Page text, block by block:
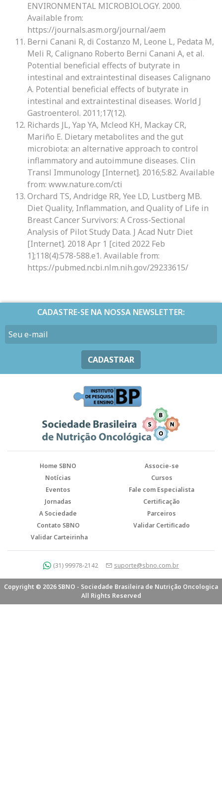
ENVIRONMENTAL MICROBIOLOGY. 2000.
Available from:
https://journals.asm.org/journal/aem
Berni Canani R, di Costanzo M, Leone L, Pedata M,
Meli R, Calignano Roberto Berni Canani A, et al.
Potential beneficial effects of butyrate in
intestinal and extraintestinal diseases Calignano
A. Potential beneficial effects of butyrate in
intestinal and extraintestinal diseases. World J
Gastroenterol. 2011;17(12).
Richards JL, Yap YA, Mcleod KH, Mackay CR,
Mariño E. Dietary metabolites and the gut
microbiota: an alternative approach to control
inflammatory and autoimmune diseases. Clin
Transl Immunology [Internet]. 2016;5:82. Available
from: www.nature.com/cti
Orchard TS, Andridge RR, Yee LD, Lustberg MB.
Diet Quality, Inflammation, and Quality of Life in
Breast Cancer Survivors: A Cross-Sectional
Analysis of Pilot Study Data. J Acad Nutr Diet
[Internet]. 2018 Apr 1 [cited 2022 Feb
1];118(4):578-588.e1. Available from:
https://pubmed.ncbi.nlm.nih.gov/29233615/
CADASTRE-SE NA NOSSA NEWSLETTER:
CADASTRAR
Home SBNO
Associe-se
Notícias
Cursos
Eventos
Fale com Especialista
Jornadas
Certificação
A Sociedade
Parceiros
Contato SBNO
Validar Certificado
Validar Carteirinha
(31) 99978-2142 suporte@sbno.com.br
Copyright © 2026 SBNO - Sociedade Brasileira de Nutrição Oncologica
All Rights Reserved